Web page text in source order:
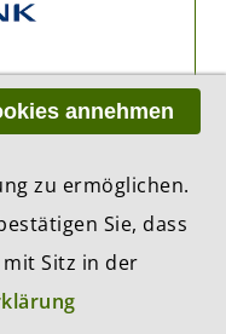
annehmen
zu ermöglichen.
Sie, dass
Sitz in der